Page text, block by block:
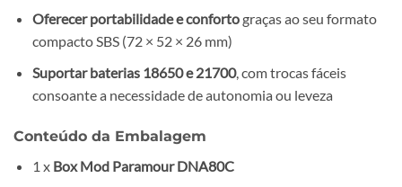
Oferecer portabilidade e confortograças ao seu formato
compacto SBS (72 × 52 × 26 mm)
Suportar baterias 18650 e 21700, com trocas fáceis
consoante a necessidade de autonomia ou leveza
Conteúdo da Embalagem
1 x Box Mod Paramour DNA80C